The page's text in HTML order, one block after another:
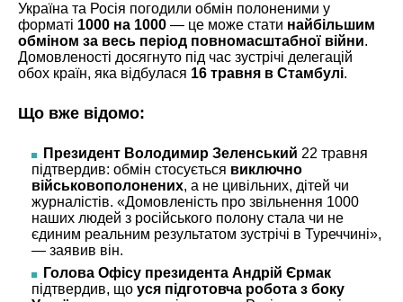
Україна та Росія погодили обмін полоненими у
форматі 1000 на 1000 — це може стати найбільшим
обміном за весь період повномасштабної війни.
Домовленості досягнуто під час зустрічі делегацій
обох країн, яка відбулася 16 травня в Стамбулі.
Що вже відомо:
Президент Володимир Зеленський 22 травня
підтвердив: обмін стосується виключно
військовополонених, а не цивільних, дітей чи
журналістів. «Домовленість про звільнення 1000
наших людей з російського полону стала чи не
єдиним реальним результатом зустрічі в Туреччині»,
— заявив він.
Голова Офісу президента Андрій Єрмак
підтвердив, що уся підготовча робота з боку